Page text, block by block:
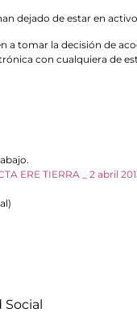
dejado de estar en
la decisión de
con cualquiera de
ERE TIERRA _ 2 abril